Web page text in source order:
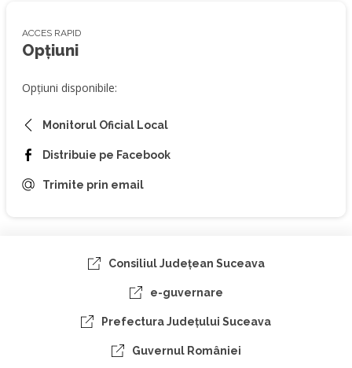
ACCES RAPID
Opțiuni
Opțiuni disponibile:
Monitorul Oficial Local
Distribuie pe Facebook
Trimite prin email
Consiliul Judeţean Suceava
e-guvernare
Prefectura Judeţului Suceava
Guvernul României